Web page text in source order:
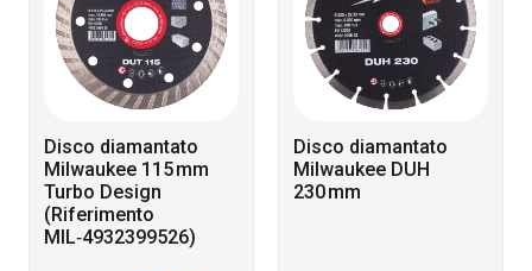
Disco diamantato
Milwaukee 115 mm
Turbo Design
(Riferimento
MIL‑4932399526)
Disco diamantato
Milwaukee DUH
230 mm